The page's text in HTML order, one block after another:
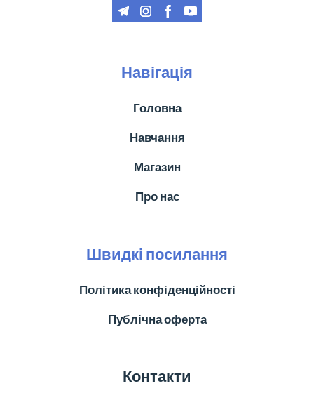
Навігація
Головна
Навчання
Магазин
Про нас
Швидкі посилання
Політика конфіденційності
Публічна оферта
Контакти